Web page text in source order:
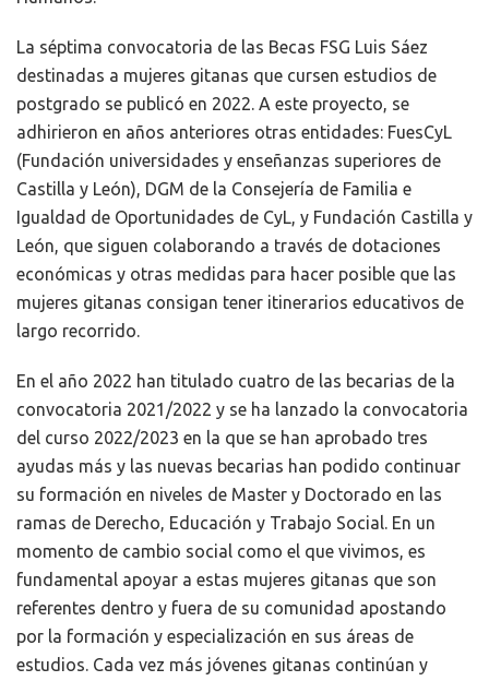
La séptima convocatoria de las Becas FSG Luis Sáez
destinadas a mujeres gitanas que cursen estudios de
postgrado se publicó en 2022. A este proyecto, se
adhirieron en años anteriores otras entidades: FuesCyL
(Fundación universidades y enseñanzas superiores de
Castilla y León), DGM de la Consejería de Familia e
Igualdad de Oportunidades de CyL, y Fundación Castilla y
León, que siguen colaborando a través de dotaciones
económicas y otras medidas para hacer posible que las
mujeres gitanas consigan tener itinerarios educativos de
largo recorrido.
En el año 2022 han titulado cuatro de las becarias de la
convocatoria 2021/2022 y se ha lanzado la convocatoria
del curso 2022/2023 en la que se han aprobado tres
ayudas más y las nuevas becarias han podido continuar
su formación en niveles de Master y Doctorado en las
ramas de Derecho, Educación y Trabajo Social. En un
momento de cambio social como el que vivimos, es
fundamental apoyar a estas mujeres gitanas que son
referentes dentro y fuera de su comunidad apostando
por la formación y especialización en sus áreas de
estudios. Cada vez más jóvenes gitanas continúan y